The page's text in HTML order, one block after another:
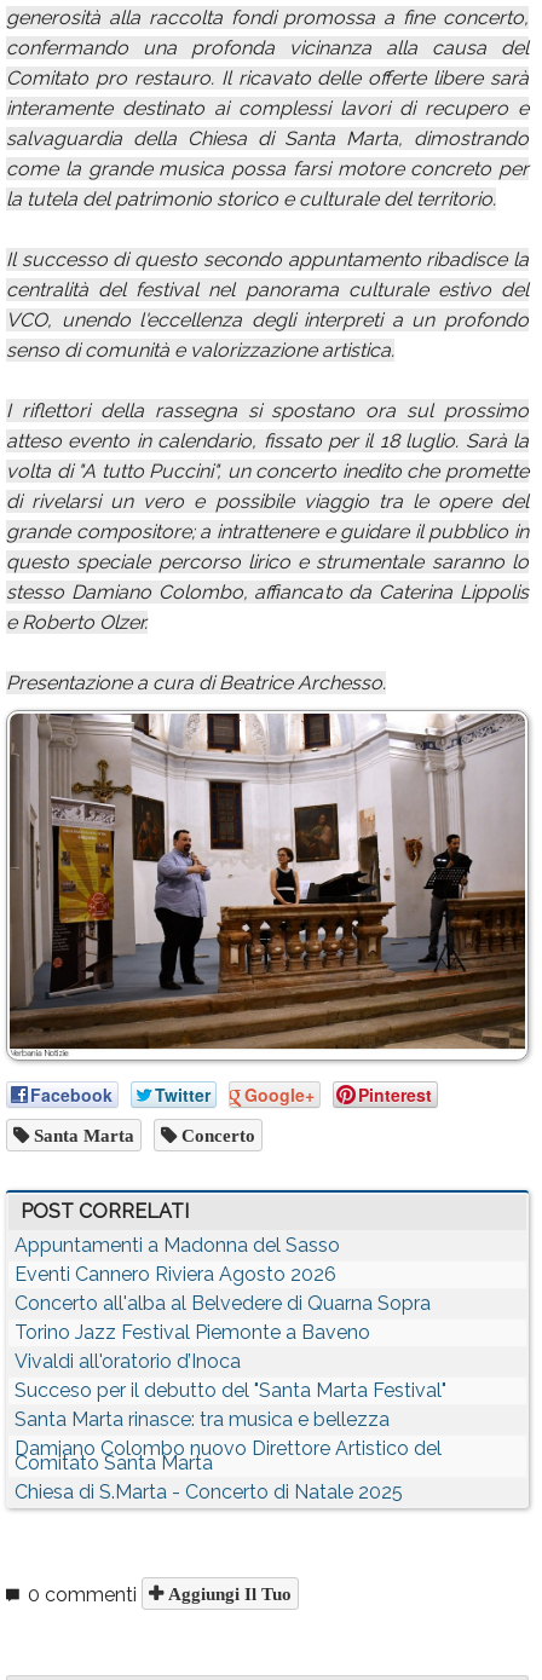
generosità alla raccolta fondi promossa a fine concerto,
confermando una profonda vicinanza alla causa del
Comitato pro restauro. Il ricavato delle offerte libere sarà
interamente destinato ai complessi lavori di recupero e
salvaguardia della Chiesa di Santa Marta, dimostrando
come la grande musica possa farsi motore concreto per
la tutela del patrimonio storico e culturale del territorio.
Il successo di questo secondo appuntamento ribadisce la
centralità del festival nel panorama culturale estivo del
VCO, unendo l'eccellenza degli interpreti a un profondo
senso di comunità e valorizzazione artistica.
I riflettori della rassegna si spostano ora sul prossimo
atteso evento in calendario, fissato per il 18 luglio. Sarà la
volta di "A tutto Puccini", un concerto inedito che promette
di rivelarsi un vero e possibile viaggio tra le opere del
grande compositore; a intrattenere e guidare il pubblico in
questo speciale percorso lirico e strumentale saranno lo
stesso Damiano Colombo, affiancato da Caterina Lippolis
e Roberto Olzer.
Presentazione a cura di Beatrice Archesso.
Facebook Twitter Google+ Pinterest
Santa Marta Concerto
POST CORRELATI
Appuntamenti a Madonna del Sasso
Eventi Cannero Riviera Agosto 2026
Concerto all'alba al Belvedere di Quarna Sopra
Torino Jazz Festival Piemonte a Baveno
Vivaldi all'oratorio d’Inoca
Succeso per il debutto del "Santa Marta Festival"
Santa Marta rinasce: tra musica e bellezza
Damiano Colombo nuovo Direttore Artistico del
Comitato Santa Marta
Chiesa di S.Marta - Concerto di Natale 2025
0 commenti Aggiungi Il Tuo